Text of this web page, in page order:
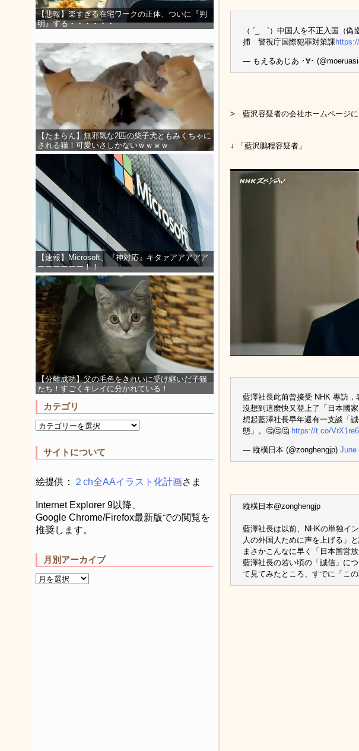
【悲報】楽すぎる在宅ワークの正体、ついに『判
明』する・・・・・・
【たまらん】無邪気な2匹の柴子犬ともみくちゃに
される猫！可愛いさしかないｗｗｗｗ
【速報】Microsoft、『神対応』キタァアアアアア
ーーーーーー！！
【分離成功】父の毛色をきれいに受け継いだ子猫
たち！すごくキレイに分かれている！
カテゴリ
サイトについて
絵提供： ２ch全AAイラスト化計画さま
Internet Explorer 9以降、
Google Chrome/Firefox最新版での閲覧を
推奨します。
月別アーカイブ
（ ´_ゝ`）中国人を不正入国（
捕 警視庁国際犯罪対策課
— もえるあじあ ･∀･
> 藍沢容疑者の会社ホームページに
↓ 「藍沢鵬程容疑者」
藍澤社長此前曾接受 NHK 專訪，
沒想到這麼快又登上了「日本國
想起藍澤社長早年還有一支談「
態」。🤔🤔🤔 https://t.co/
— 縱橫日本 (@zonghengjp) June
縱橫日本@zonghengjp
藍澤社長は以前、NHKの単独イ
人の外国人ために声を上げる」と
まさかこんなに早く「日本国営
藍澤社長の若い頃の「誠信」に
て見てみたところ、すでに「こ